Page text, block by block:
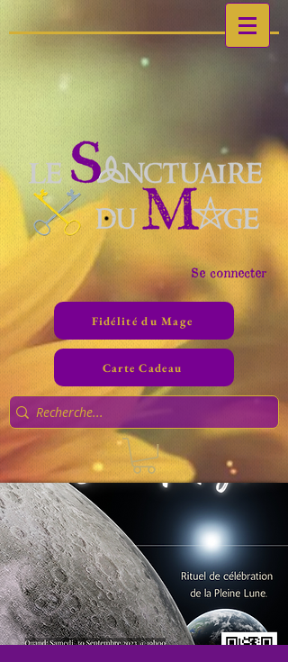
Se connecter
Fidélité du Mage
Carte Cadeau